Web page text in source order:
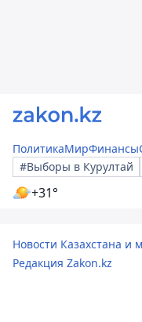
ПолитикаМирФинансы
#Выборы в Курултай
+31°
Новости Казахстана и
Редакция Zakon.kz